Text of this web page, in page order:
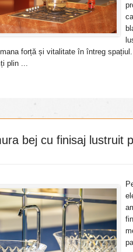
forță și vitalitate în întreg
plin ...
bej cu finisaj lustruit